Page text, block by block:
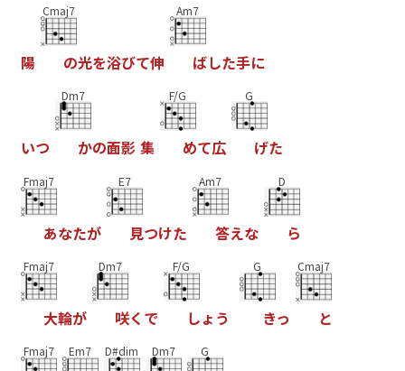
陽
Cmaj7
の光を浴びて伸
Am7
ばした手に
いつ
Dm7
かの面影 集
F/G
めて広
G
げた
Fmaj7
あなたが
E7
見つけた
Am7
答えな
D
ら
Fmaj7
大輪が
Dm7
咲く で
F/G
しょ う
G
きっ
Cmaj7
と
Fmaj7 Em7 D#dim Dm7 G